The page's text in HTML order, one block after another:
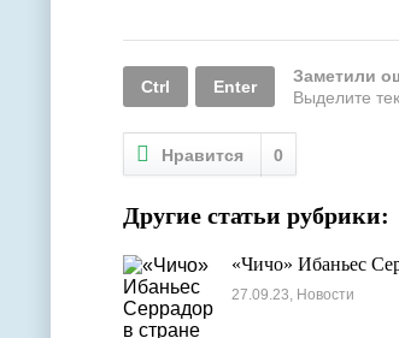
Ctrl Enter
Заметили
Выделите
Нравится 0
Другие статьи рубрики:
«Чичо» Ибаньес
27.09.23, Новости